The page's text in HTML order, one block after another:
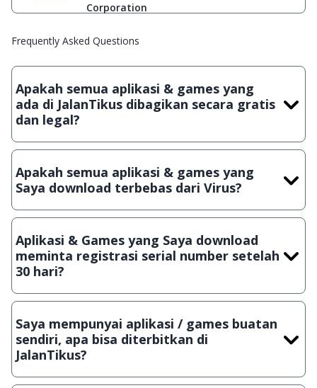
Corporation
Frequently Asked Questions
Apakah semua aplikasi & games yang
ada di JalanTikus dibagikan secara gratis
dan legal?
Ya, JalanTikus hanya membagikan aplikasi & games yang
crack, patch atau semacamnya.
Apakah semua aplikasi & games yang
Saya download terbebas dari Virus?
Ya, JalanTikus selalu melakukan scanning dengan 3 jenis
suatu aplikasi atau games, sehingga bisa dijamin 100%
terbebas dari virus.
Aplikasi & Games yang Saya download
meminta registrasi serial number setelah
30 hari?
Meskipun dibagikan secara gratis, namun ada beberapa
hanya bisa digunakan dalam jangka waktu tertentu dan jika
ingin lanjut menggunakannya kamu harus membeli lisensi
aslinya.
Saya mempunyai aplikasi / games buatan
sendiri, apa bisa diterbitkan di
JalanTikus?
Tentu saja bisa. Silahkan kirim email keinfo@jalantikus.com